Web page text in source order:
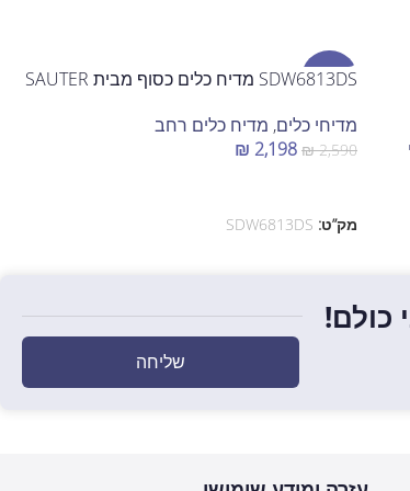
מבצע
SDW6813DS מדיח כלים כסוף מבית SAUTER
מדיחי כלים, מדיח כלים רחב
₪2,590
₪ 2,198
מק”ט: SDW6813DS
כולם!
שליחה